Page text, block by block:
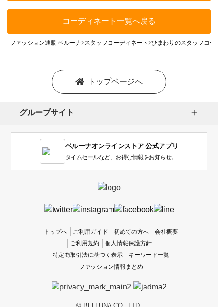
コーディネート一覧へ戻る
ファッション通販 ベルーナ スタッフコーディネート ひまわりのスタッフコー
トップページへ
グループサイト
ベルーナオンラインストア 公式アプリ
タイムセールなど、お得な情報をお知らせ。
トップへ ご利用ガイド 初めての方へ
会社概要
ご利用規約
個人情報保護方針
特定商取引法に基づく表示
キーワード一覧
ファッション情報まとめ
© BELLUNA CO., LTD.